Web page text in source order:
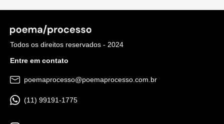
Todos os direitos reservados - 2024
Entre em contato
poemaprocesso@poemaprocesso.com.br
(11) 99191-1775